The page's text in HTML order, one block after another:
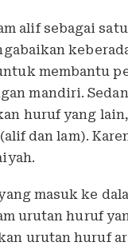
alif sebagai
membantu
mandiri.
huruf yang
dan lam).
masuk ke
urutan huruf
urutan huruf